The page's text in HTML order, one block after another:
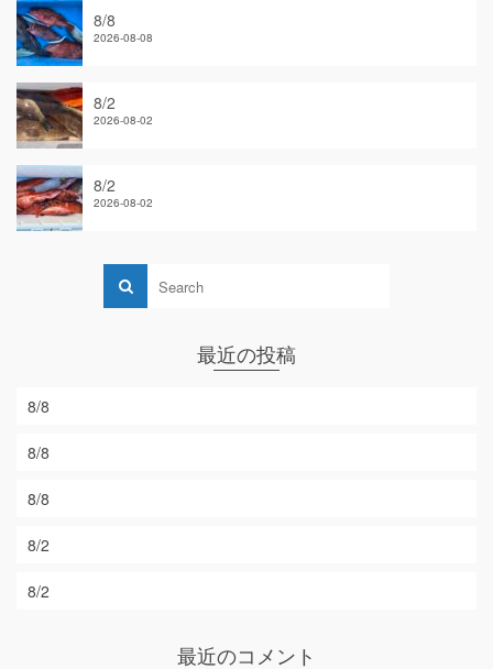
8/8
2026-08-08
8/2
2026-08-02
8/2
2026-08-02
最近の投稿
8/8
8/8
8/8
8/2
8/2
最近のコメント